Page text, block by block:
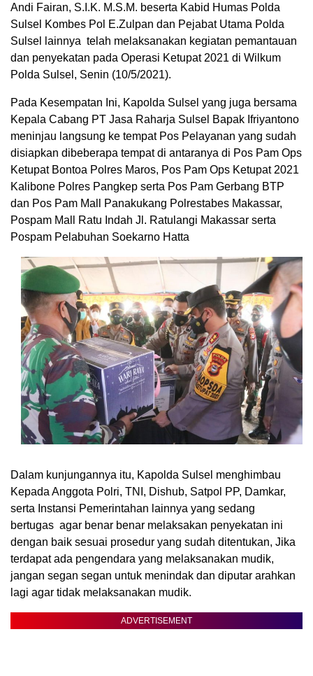
Andi Fairan, S.I.K. M.S.M. beserta Kabid Humas Polda
Sulsel Kombes Pol E.Zulpan dan Pejabat Utama Polda
Sulsel lainnya telah melaksanakan kegiatan pemantauan
dan penyekatan pada Operasi Ketupat 2021 di Wilkum
Polda Sulsel, Senin (10/5/2021).
Pada Kesempatan Ini, Kapolda Sulsel yang juga bersama
Kepala Cabang PT Jasa Raharja Sulsel Bapak Ifriyantono
meninjau langsung ke tempat Pos Pelayanan yang sudah
disiapkan dibeberapa tempat di antaranya di Pos Pam Ops
Ketupat Bontoa Polres Maros, Pos Pam Ops Ketupat 2021
Kalibone Polres Pangkep serta Pos Pam Gerbang BTP
dan Pos Pam Mall Panakukang Polrestabes Makassar,
Pospam Mall Ratu Indah Jl. Ratulangi Makassar serta
Pospam Pelabuhan Soekarno Hatta
Dalam kunjungannya itu, Kapolda Sulsel menghimbau
Kepada Anggota Polri, TNI, Dishub, Satpol PP, Damkar,
serta Instansi Pemerintahan lainnya yang sedang
bertugas agar benar benar melaksakan penyekatan ini
dengan baik sesuai prosedur yang sudah ditentukan, Jika
terdapat ada pengendara yang melaksanakan mudik,
jangan segan segan untuk menindak dan diputar arahkan
lagi agar tidak melaksanakan mudik.
ADVERTISEMENT